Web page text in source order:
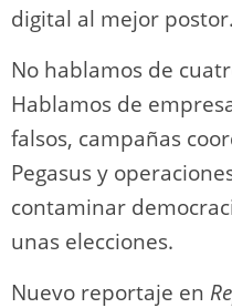
digital al mejor postor.
No hablamos de
Hablamos de
falsos, campañas
Pegasus y
contaminar
unas elecciones.
Nuevo reportaje en